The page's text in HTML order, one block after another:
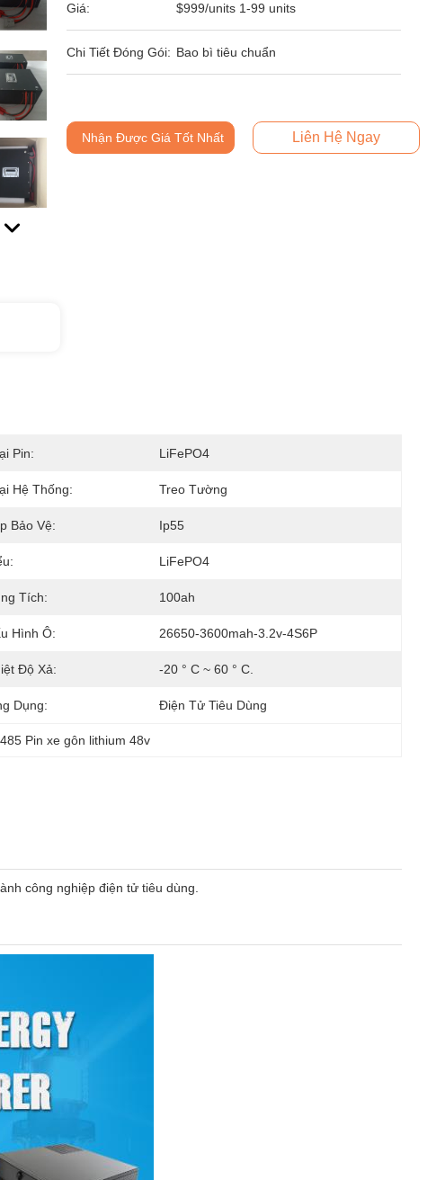
Giá: $999/units 1-99 units
Chi Tiết Đóng Gói: Bao bì tiêu chuẩn
Nhận Được Giá Tốt Nhất Liên Hệ Ngay
Pin: LiFePO4
Hệ Thống: Treo Tường
Bảo Vệ: Ip55
LiFePO4
Tích: 100ah
Hình Ô: 26650-3600mah-3.2v-4S6P
Độ Xả: -20 ° C ~ 60 ° C.
Dụng: Điện Tử Tiêu Dùng
Pin xe gôn lithium 48v
công nghiệp điện tử tiêu dùng.